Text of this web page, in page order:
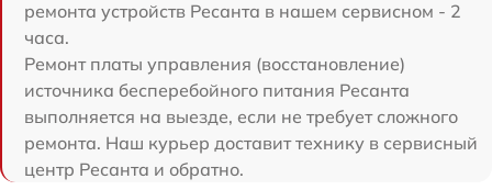
ремонта устройств Ресанта в нашем сервисном - 2
часа.
Ремонт платы управления (восстановление)
источника бесперебойного питания Ресанта
выполняется на выезде, если не требует сложного
ремонта. Наш курьер доставит технику в сервисный
центр Ресанта и обратно.